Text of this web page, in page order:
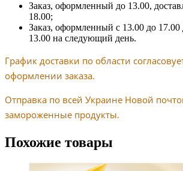
Заказ, оформленный до 13.00,
18.00;
Заказ, оформленный с 13.00 до 17.00
13.00 на следующий день.
График доставки по области
оформлении заказа.
Отправка по всей Украине Новой
замороженные продукты.
Похожие товары